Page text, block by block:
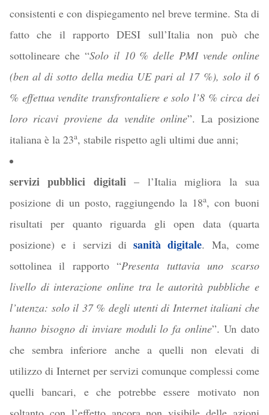
consistenti e con dispiegamento nel breve termine. Sta di
fatto che il rapporto DESI sull’Italia non può che
sottolineare che “Solo il 10 % delle PMI vende online
(ben al di sotto della media UE pari al 17 %), solo il 6
% effettua vendite transfrontaliere e solo l’8 % circa dei
loro ricavi proviene da vendite online”. La posizione
italiana è la 23a, stabile rispetto agli ultimi due anni;
servizi pubblici digitali– l’Italia migliora la sua
posizione di un posto, raggiungendo la 18a, con buoni
risultati per quanto riguarda gli open data (quarta
posizione) e i servizi disanità digitale. Ma, come
sottolinea il rapporto “Presenta tuttavia uno scarso
livello di interazione online tra le autorità pubbliche e
l’utenza: solo il 37 % degli utenti di Internet italiani che
hanno bisogno di inviare moduli lo fa online”. Un dato
che sembra inferiore anche a quelli non elevati di
utilizzo di Internet per servizi comunque complessi come
quelli bancari, e che potrebbe essere motivato non